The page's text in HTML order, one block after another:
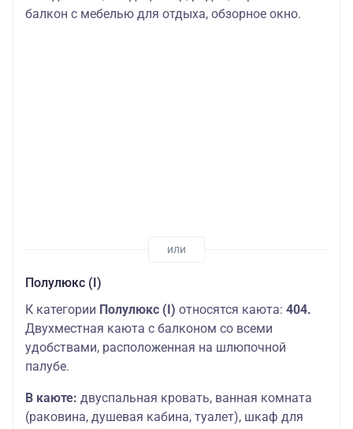
балкон с мебелью для отдыха, обзорное окно.
Полулюкс (I)
К категории Полулюкс (I) относятся каюта: 404.
Двухместная каюта с балконом со всеми
удобствами, расположенная на шлюпочной
палубе.
В каюте: двуспальная кровать, ванная комната
(раковина, душевая кабина, туалет), шкаф для